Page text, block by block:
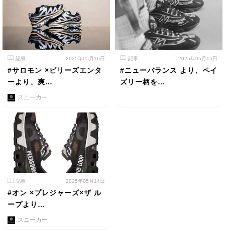
記事 2025年05月16日
#サロモン ×ビリーズエンタ
ーより、爽…
スニーカー
記事 2025年05月15日
#ニューバランス より、ペイ
ズリー柄を…
記事 2025年05月14日
#オン ×プレジャーズ×ザ ル
ープより…
スニーカー